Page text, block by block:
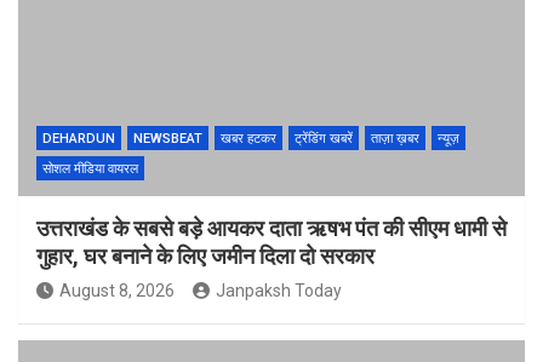
DEHARDUN NEWSBEAT खबर हटकर ट्रेंडिंग खबरें ताज़ा ख़बर
न्यूज़
सोशल मीडिया वायरल
उत्तराखंड के सबसे बड़े आयकर दाता ऋषभ पंत की सीएम धामी से
गुहार, घर बनाने के लिए जमीन दिला दो सरकार
August 8, 2026 Janpaksh Today